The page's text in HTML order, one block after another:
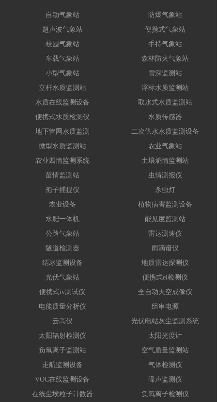
自动气象站
防爆气象站
超声波气象站
便携式气象站
校园气象站
手持气象站
车载气象站
森林防火气象站
小型气象站
雪深监测站
立杆水质监测站
浮标水质监测站
水质在线监测设备
取水式水质监测站
便携式水质检测仪
水质传感器
地下管网水质监测
二次供水水质监测设备
微型水质监测站
农业气象站
农业四情监测系统
土壤墒情监测站
苗情监测站
虫情测报仪
孢子捕捉仪
杀虫灯
农业设备
植物病害监测设备
水肥一体机
能见度监测站
公路气象站
雷达测速仪
隧道检测器
雨滴谱仪
结冰监测设备
地质雷达探测仪
光伏气象站
便携式el检测仪
便携式iv测试仪
全自动天空成像仪
电能质量分析仪
组串电源
云高仪
光伏电站灰尘监测系统
太阳辐射检测仪
太阳光度计
负氧离子监测站
空气质量监测站
走航监测设备
气体检测仪
VOC在线监测设备
噪声监测仪
在线尘埃粒子计数器
负氧离子检测仪